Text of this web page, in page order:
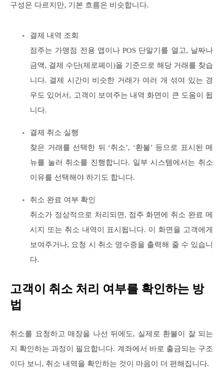
구성은 다르지만, 기본 흐름은 비슷합니다.
결제 내역 조회
점주는 가맹점 전용 앱이나 POS 단말기를 열고, 날짜나
금액, 결제 수단(제로페이)을 기준으로 해당 거래를 찾습
니다. 결제 시간이 비슷한 거래가 여러 개 섞여 있는 경
우도 있어서, 고객이 보여주는 내역 화면이 큰 도움이 됩
니다.
결제 취소 실행
찾은 거래를 선택한 뒤 ‘취소’, ‘환불’ 등으로 표시된 메
뉴를 눌러 취소를 진행합니다. 일부 시스템에서는 취소
이유를 선택해야 하기도 합니다.
취소 완료 여부 확인
취소가 정상적으로 처리되면, 점주 화면에 취소 완료 메
시지 또는 취소 내역이 표시됩니다. 이 화면을 고객에게
보여주거나, 요청 시 취소 영수증을 출력해 줄 수 있습니
다.
고객이 취소 처리 여부를 확인하는 방
법
취소를 요청하고 매장을 나선 뒤에도, 실제로 환불이 잘 되는
지 확인하는 과정이 필요합니다. 계좌에서 바로 출금되는 구조
이다 보니, 취소 내역을 확인하는 것이 마음이 더 편해집니다.